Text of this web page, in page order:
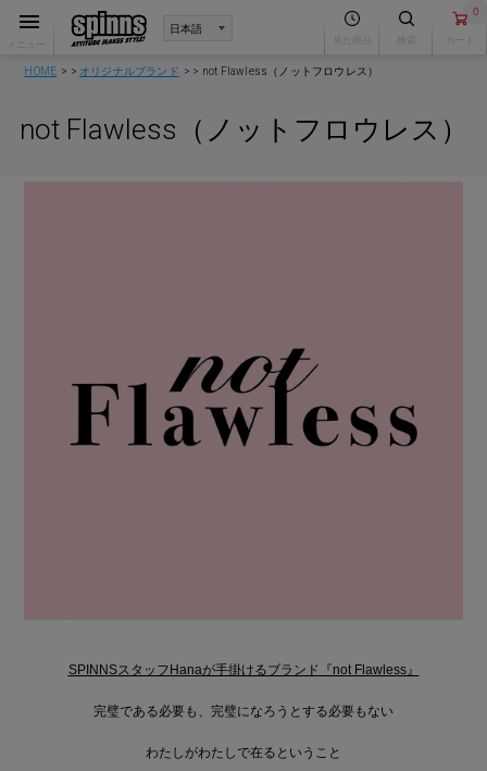
0
HOME オリジナルブランド not Flawless（ノットフロウレス）
not Flawless（ノットフロウレス）
SPINNSスタッフHanaが手掛けるブランド『not Flawless』
完璧である必要も、完璧になろうとする必要もない
わたしがわたしで在るということ